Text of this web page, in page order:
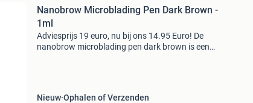
Nanobrow Microblading Pen Dark Brown -
1ml
Adviesprijs 19 euro, nu bij ons 14.95 Euro! De
nanobrow microblading pen dark brown is een
Nieuw Ophalen of Verzenden